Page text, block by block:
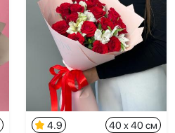
4.9 40 x 40 см